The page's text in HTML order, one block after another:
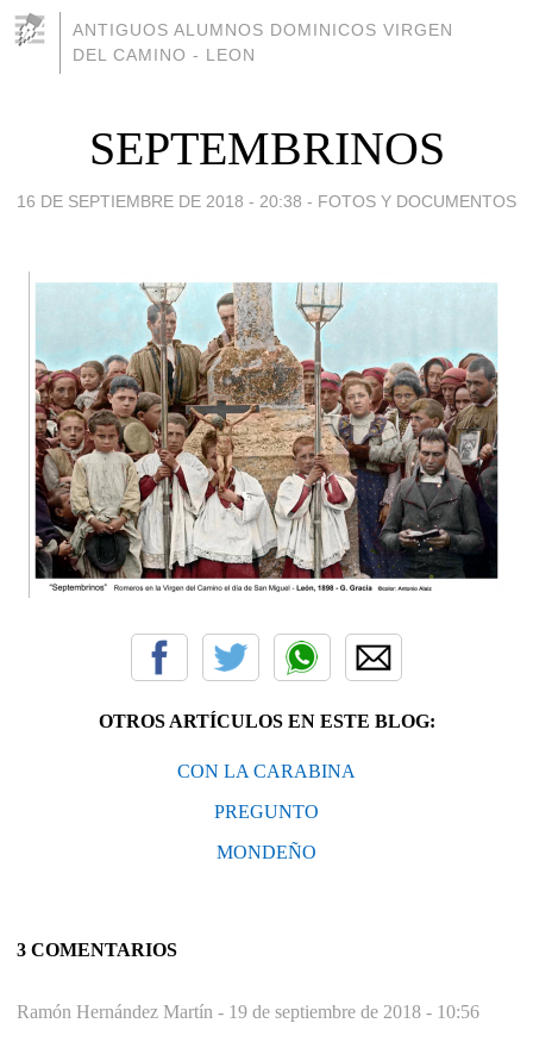
ANTIGUOS ALUMNOS DOMINICOS VIRGEN
DEL CAMINO - LEON
SEPTEMBRINOS
16 DE SEPTIEMBRE DE 2018 - 20:38 - FOTOS Y DOCUMENTOS
OTROS ARTÍCULOS EN ESTE BLOG:
CON LA CARABINA
PREGUNTO
MONDEÑO
3 COMENTARIOS
Ramón Hernández Martín - 19 de septiembre de 2018 - 10:56